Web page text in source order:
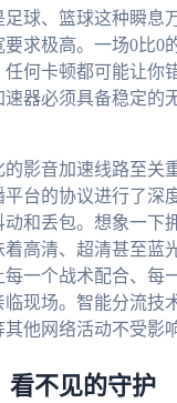
球、篮球这种瞬息
要求极高。一场0比0
任何卡顿都可能让你
器必须具备稳定的
影音加速线路至关
台的协议进行了深
动和丢包。想象一下
高清、超清甚至蓝
一个战术配合、每
现场。智能分流技
他网络活动不受影
看不见的守护